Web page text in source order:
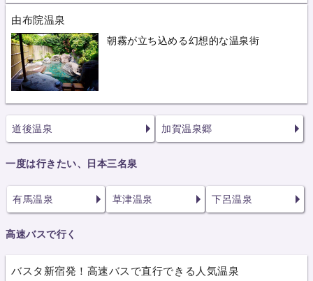
由布院温泉
朝霧が立ち込める幻想的な温泉街
道後温泉 加賀温泉郷
一度は行きたい、日本三名泉
有馬温泉 草津温泉 下呂温泉
高速バスで行く
バスタ新宿発！高速バスで直行できる人気温泉